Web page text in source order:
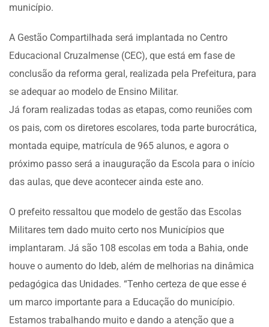
município.
A Gestão Compartilhada será implantada no Centro
Educacional Cruzalmense (CEC), que está em fase de
conclusão da reforma geral, realizada pela Prefeitura, para
se adequar ao modelo de Ensino Militar.
Já foram realizadas todas as etapas, como reuniões com
os pais, com os diretores escolares, toda parte burocrática,
montada equipe, matrícula de 965 alunos, e agora o
próximo passo será a inauguração da Escola para o início
das aulas, que deve acontecer ainda este ano.
O prefeito ressaltou que modelo de gestão das Escolas
Militares tem dado muito certo nos Municípios que
implantaram. Já são 108 escolas em toda a Bahia, onde
houve o aumento do Ideb, além de melhorias na dinâmica
pedagógica das Unidades. “Tenho certeza de que esse é
um marco importante para a Educação do município.
Estamos trabalhando muito e dando a atenção que a